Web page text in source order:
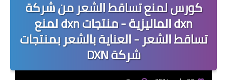
كورس لمنع تساقط الشعر من شركة
dxn الماليزية - منتجات dxn لمنع
تساقط الشعر - العناية بالشعر بمنتجات
شركة DXN